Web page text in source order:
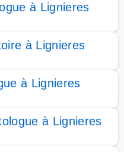
à Lignieres
à Lignieres
à Lignieres
à Lignieres